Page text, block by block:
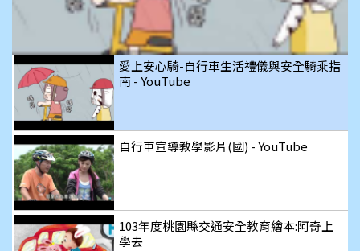
放
影
片
愛上安心騎-自行車生活禮儀與安全騎乘指
南 - YouTube
自行車宣導教學影片(國) - YouTube
103年度桃園縣交通安全教育繪本:阿奇上
學去